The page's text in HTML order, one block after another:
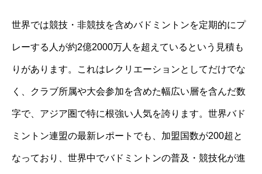
世界では競技・非競技を含めバドミントンを定期的にプ
レーする人が約2億2000万人を超えているという見積も
りがあります。これはレクリエーションとしてだけでな
く、クラブ所属や大会参加を含めた幅広い層を含んだ数
字で、アジア圏で特に根強い人気を誇ります。世界バド
ミントン連盟の最新レポートでも、加盟国数が200超と
なっており、世界中でバドミントンの普及・競技化が進